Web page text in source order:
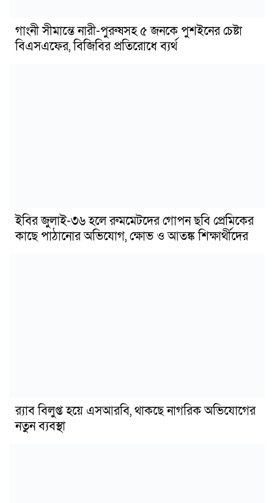
গাংনী সীমান্তে নারী-পুরুষসহ ৫ জনকে পুশইনের চেষ্টা
বিএসএফের, বিজিবির প্রতিরোধে ব্যর্থ
ইবির জুলাই-৩৬ হলে রুমমেটদের গোপন ছবি প্রেমিকের
কাছে পাঠানোর অভিযোগ, ক্ষোভ ও আতঙ্ক শিক্ষার্থীদের
র‍্যাব বিলুপ্ত হয়ে এসআরবি, থাকছে নাগরিক অভিযোগের
নতুন ব্যবস্থা